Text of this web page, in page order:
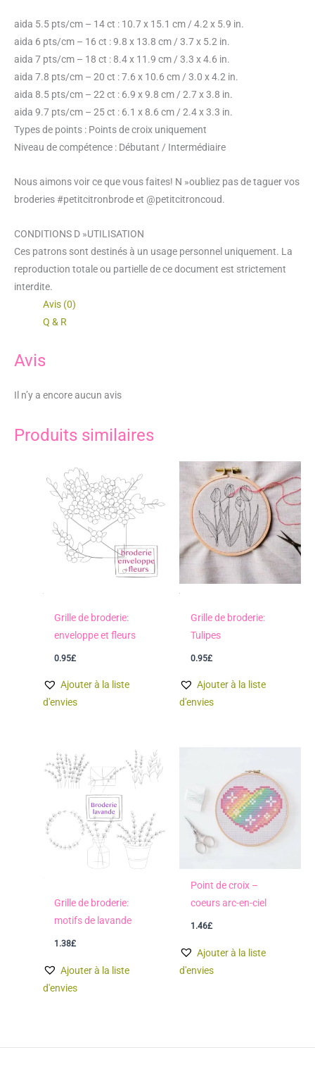
aida 5.5 pts/cm – 14 ct : 10.7 x 15.1 cm / 4.2 x 5.9 in.
aida 6 pts/cm – 16 ct : 9.8 x 13.8 cm / 3.7 x 5.2 in.
aida 7 pts/cm – 18 ct : 8.4 x 11.9 cm / 3.3 x 4.6 in.
aida 7.8 pts/cm – 20 ct : 7.6 x 10.6 cm / 3.0 x 4.2 in.
aida 8.5 pts/cm – 22 ct : 6.9 x 9.8 cm / 2.7 x 3.8 in.
aida 9.7 pts/cm – 25 ct : 6.1 x 8.6 cm / 2.4 x 3.3 in.
Types de points : Points de croix uniquement
Niveau de compétence : Débutant / Intermédiaire
Nous aimons voir ce que vous faites! N »oubliez pas de taguer vos
broderies #petitcitronbrode et @petitcitroncoud.
CONDITIONS D »UTILISATION
Ces patrons sont destinés à un usage personnel uniquement. La
reproduction totale ou partielle de ce document est strictement
interdite.
Avis (0)
Q & R
Avis
Il n’y a encore aucun avis
Produits similaires
Grille de broderie:
enveloppe et fleurs
0.95£
Ajouter à la liste
d'envies
Grille de broderie:
Tulipes
0.95£
Ajouter à la liste
d'envies
Grille de broderie:
motifs de lavande
1.38£
Ajouter à la liste
d'envies
Point de croix –
coeurs arc-en-ciel
1.46£
Ajouter à la liste
d'envies